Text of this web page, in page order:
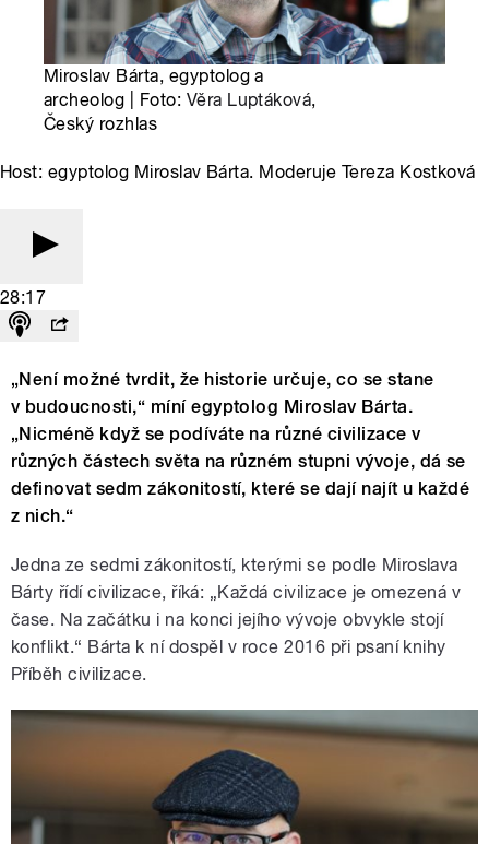
Miroslav Bárta, egyptolog a
archeolog | Foto: Věra Luptáková,
Český rozhlas
Host: egyptolog Miroslav Bárta. Moderuje Tereza Kostková
28:17
„Není možné tvrdit, že historie určuje, co se stane
v budoucnosti,“ míní egyptolog Miroslav Bárta.
„Nicméně když se podíváte na různé civilizace v
různých částech světa na různém stupni vývoje, dá se
definovat sedm zákonitostí, které se dají najít u každé
z nich.“
Jedna ze sedmi zákonitostí, kterými se podle Miroslava
Bárty řídí civilizace, říká: „Každá civilizace je omezená v
čase. Na začátku i na konci jejího vývoje obvykle stojí
konflikt.“ Bárta k ní dospěl v roce 2016 při psaní knihy
Příběh civilizace.